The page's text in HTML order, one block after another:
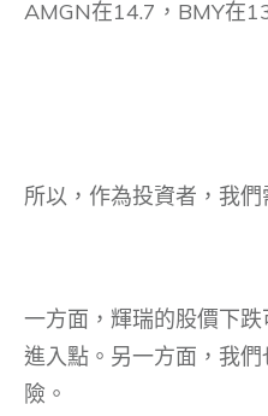
AMGN在14.7，BMY在
所以，作為投資者，我
一方面，輝瑞的股價下
進入點。另一方面，我
險。